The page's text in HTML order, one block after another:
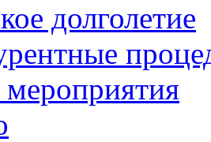
долголетие